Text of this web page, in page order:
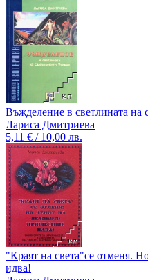
Въжделение в светлината на
Лариса Дмитриева
5,11 € / 10,00 лв.
"Краят на света"се отменя.
идва!